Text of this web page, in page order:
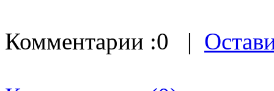
Комментарии :0 |